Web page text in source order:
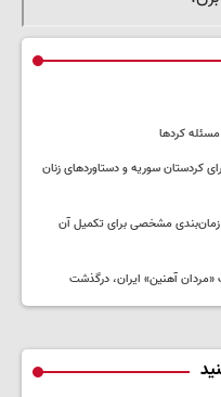
مسئله کردها
کردستان سوریه و دستاوردهای زنان
زمان‌بندی مشخصی برای تکمیل آن
«مردان آهنین» ایران، درگذشت